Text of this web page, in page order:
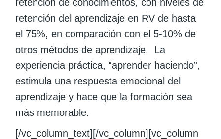
retención de conocimientos, con niveles de
retención del aprendizaje en RV de hasta
el 75%, en comparación con el 5-10% de
otros métodos de aprendizaje. La
experiencia práctica, “aprender haciendo”,
estimula una respuesta emocional del
aprendizaje y hace que la formación sea
más memorable.
[/vc_column_text][/vc_column][vc_column